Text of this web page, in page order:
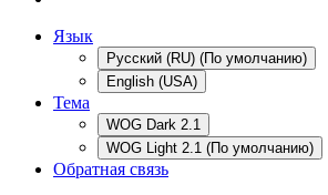
Язык
Русский (RU) (По умолчанию)
English (USA)
Тема
WOG Dark 2.1
WOG Light 2.1 (По умолчанию)
Обратная связь